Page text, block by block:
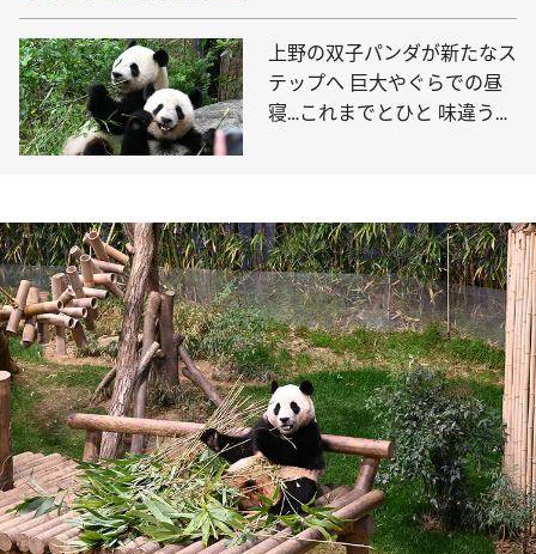
上野の双子パンダが新たなス
テップへ 巨大やぐらでの昼
寝…これまでとひと 味違う可